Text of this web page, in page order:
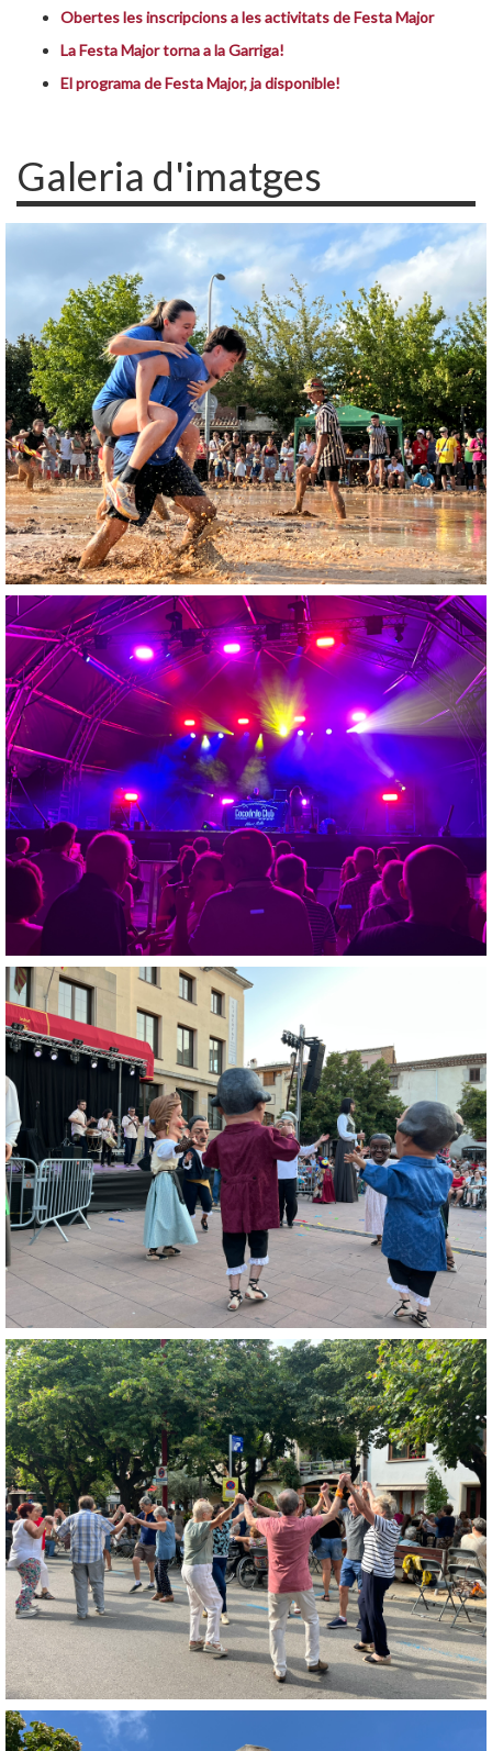
Obertes les inscripcions a les activitats de Festa Major
La Festa Major torna a la Garriga!
El programa de Festa Major, ja disponible!
Galeria d'imatges